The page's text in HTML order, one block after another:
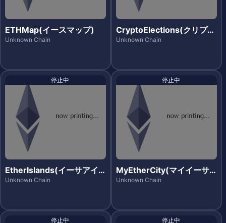
ETHMap(イースマップ)
Unknown Chain
CryptoElections(クリプト
エレクションズ)
Unknown Chain
停止中
EtherIslands(イーサアイ
ランズ)
Unknown Chain
停止中
MyEtherCity(マイイーサ
シティー)
Unknown Chain
停止中 停止中